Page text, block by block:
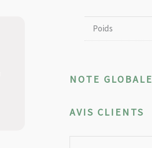
Poids
NOTE GLOBALE
AVIS CLIENTS